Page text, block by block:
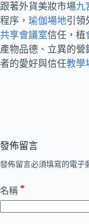
跟著外貨美妝市場九
程序， 瑜伽場地引領
共享會議室信任，植
產物品德、立異的營
者的愛好與信任教學
發佈留言
發佈留言必須填寫的電子
名稱 *